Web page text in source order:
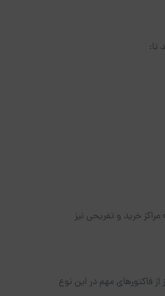
تا:
خرید و تفریحی نیز
فاکتورهای مهم در این نوع